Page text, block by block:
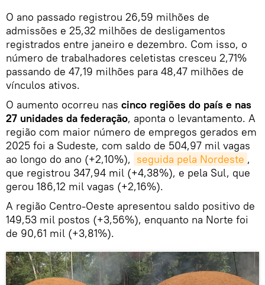
O ano passado registrou 26,59 milhões de
admissões e 25,32 milhões de desligamentos
registrados entre janeiro e dezembro. Com isso, o
número de trabalhadores celetistas cresceu 2,71%
passando de 47,19 milhões para 48,47 milhões de
vínculos ativos.
O aumento ocorreu nas cinco regiões do país e nas
27 unidades da federação, aponta o levantamento. A
região com maior número de empregos gerados em
2025 foi a Sudeste, com saldo de 504,97 mil vagas
ao longo do ano (+2,10%), seguida pela Nordeste ,
que registrou 347,94 mil (+4,38%), e pela Sul, que
gerou 186,12 mil vagas (+2,16%).
A região Centro-Oeste apresentou saldo positivo de
149,53 mil postos (+3,56%), enquanto na Norte foi
de 90,61 mil (+3,81%).